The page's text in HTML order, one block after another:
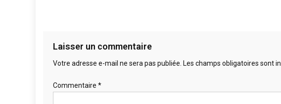
Laisser un commentaire
Votre adresse e-mail ne sera pas publiée. Les champs obligatoires sont
Commentaire *